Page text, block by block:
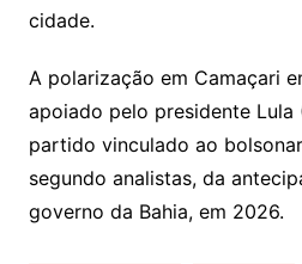
cidade.
A polarização em Camaçari
apoiado pelo presidente Lula
partido vinculado ao
segundo analistas, da
governo da Bahia, em 2026.